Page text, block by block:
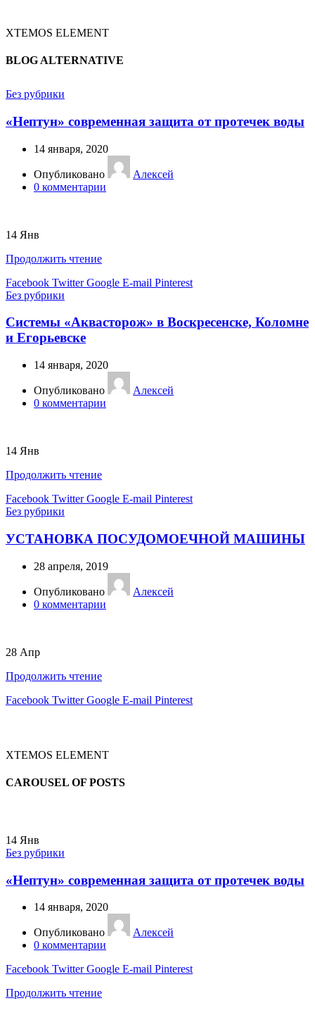
XTEMOS ELEMENT
BLOG ALTERNATIVE
Без рубрики
«Нептун» современная защита от протечек воды
14 января, 2020
Опубликовано
Алексей
0 комментарии
14 Янв
Продолжить чтение
Facebook Twitter Google E-mail Pinterest
Без рубрики
Системы «Аквасторож» в Воскресенске, Коломне
и Егорьевске
14 января, 2020
Опубликовано
Алексей
0 комментарии
14 Янв
Продолжить чтение
Facebook Twitter Google E-mail Pinterest
Без рубрики
УСТАНОВКА ПОСУДОМОЕЧНОЙ МАШИНЫ
28 апреля, 2019
Опубликовано
Алексей
0 комментарии
28 Апр
Продолжить чтение
Facebook Twitter Google E-mail Pinterest
XTEMOS ELEMENT
CAROUSEL OF POSTS
14 Янв
Без рубрики
«Нептун» современная защита от протечек воды
14 января, 2020
Опубликовано
Алексей
0 комментарии
Facebook Twitter Google E-mail Pinterest
Продолжить чтение